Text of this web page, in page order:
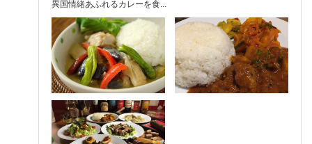
異国情緒あふれるカレーを食...